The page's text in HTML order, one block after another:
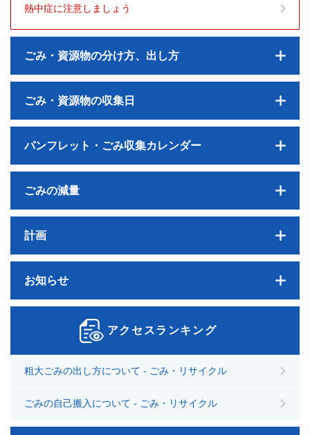
熱中症に注意しましょう
ごみ・資源物の分け方、出し方
ごみ・資源物の収集日
パンフレット・ごみ収集カレンダー
ごみの減量
計画
お知らせ
アクセスランキング
粗大ごみの出し方について - ごみ・リサイクル
ごみの自己搬入について - ごみ・リサイクル